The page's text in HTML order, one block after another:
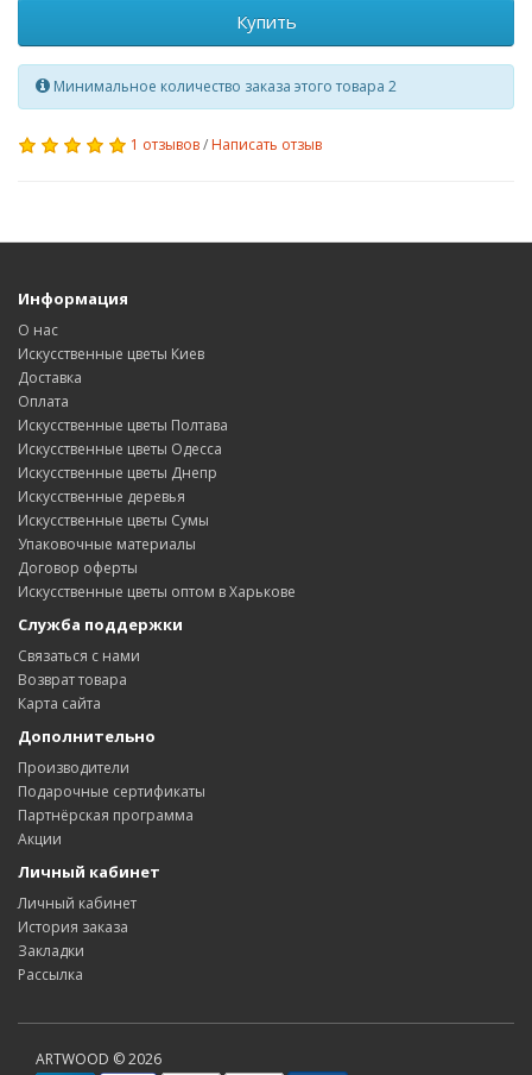
Купить
Минимальное количество заказа этого товара 2
1 отзывов/ Написать отзыв
Информация
О нас
Искусственные цветы Киев
Доставка
Оплата
Искусственные цветы Полтава
Искусственные цветы Одесса
Искусственные цветы Днепр
Искусственные деревья
Искусственные цветы Сумы
Упаковочные материалы
Договор оферты
Искусственные цветы оптом в Харькове
Служба поддержки
Связаться с нами
Возврат товара
Карта сайта
Дополнительно
Производители
Подарочные сертификаты
Партнёрская программа
Акции
Личный кабинет
Личный кабинет
История заказа
Закладки
Рассылка
ARTWOOD © 2026